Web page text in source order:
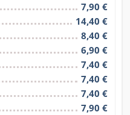
7,90 €
14,40 €
8,40 €
6,90 €
7,40 €
7,40 €
7,40 €
7,90 €